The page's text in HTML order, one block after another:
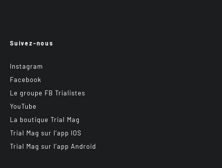
Suivez-nous
Instagram
Facebook
Le groupe FB Trialistes
YouTube
La boutique Trial Mag
Trial Mag sur l’app IOS
Trial Mag sur l’app Android